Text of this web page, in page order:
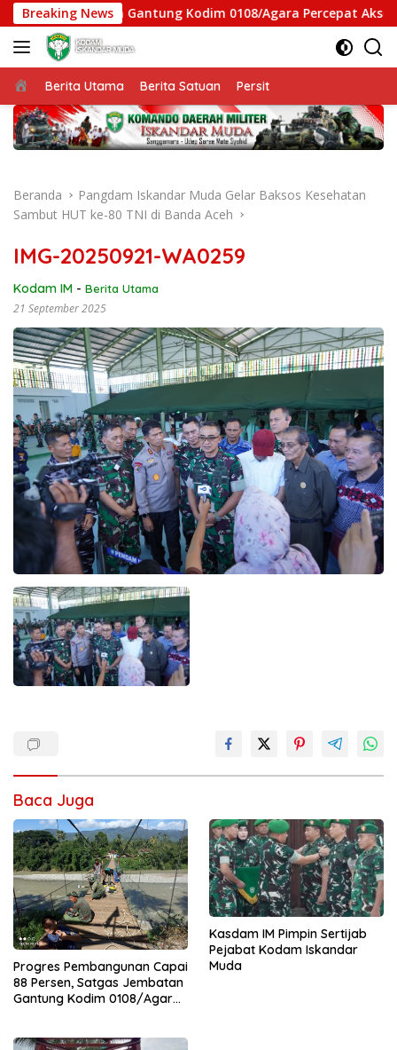
Langsung
ke
konten
Breaking News
Jembatan Gantung Kodim 0108/Agara Percepat Akses
Beranda
Berita Utama Berita Satuan Persit
Beranda
Pangdam Iskandar Muda Gelar Baksos Kesehatan
Sambut HUT ke-80 TNI di Banda Aceh
IMG-20250921-WA0259
Kodam IM - Berita Utama
21 September 2025
Baca Juga
Progres Pembangunan Capai
88 Persen, Satgas Jembatan
Gantung Kodim 0108/Agara
Kasdam IM Pimpin Sertijab
Pejabat Kodam Iskandar
Muda